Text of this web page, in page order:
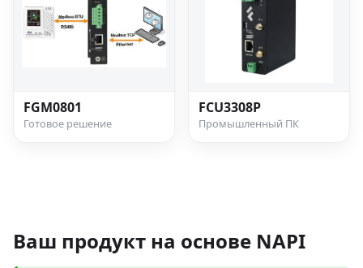
FGM0801
Готовое решение
FCU3308P
Промышленный ПК
Ваш продукт на основе NAPI